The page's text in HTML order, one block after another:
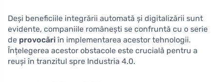
Deși beneficiile integrării automată și digitalizării sunt
evidente, companiile românești se confruntă cu o serie
de provocăriîn implementarea acestor tehnologii.
Înțelegerea acestor obstacole este crucială pentru a
reuși în tranzitul spre Industria 4.0.